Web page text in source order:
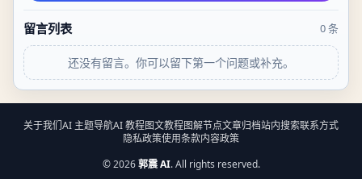
留言列表 0条
还没有留言。你可以留下第一个问题或补充。
关于我们AI 主题导航AI 教程图文教程图解节点文章归档站内搜索联系方式
隐私政策使用条款内容政策
©2026 郭震 AI. All rights reserved.